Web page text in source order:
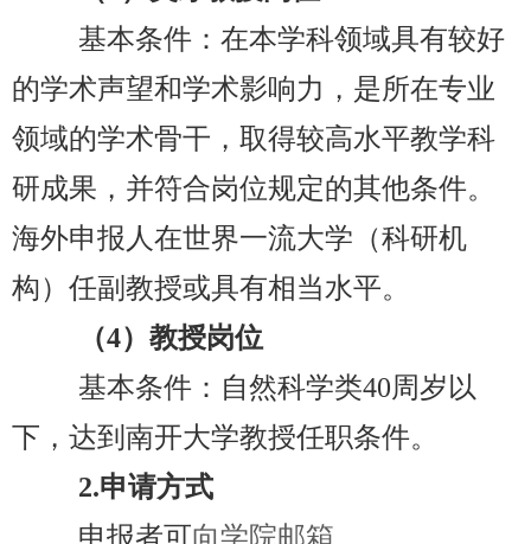
基本条件：在本学科领域具有较好
的学术声望和学术影响力，是所在专业
领域的学术骨干，取得较高水平教学科
研成果，并符合岗位规定的其他条件。
海外申报人在世界一流大学（科研机
构）任副教授或具有相当水平。
（4）教授岗位
基本条件：自然科学类40周岁以
下，达到南开大学教授任职条件。
2.申请方式
申报者可向学院邮箱